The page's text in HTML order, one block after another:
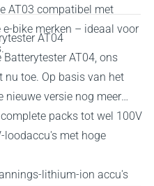
AT03 compatibel met
e-bike merken – ideaal voor
AT04
AT04, ons
nu toe. Op basis van het
nieuwe versie nog meer
packs tot wel 100V
loodaccu's met hoge
lithium-ion accu's